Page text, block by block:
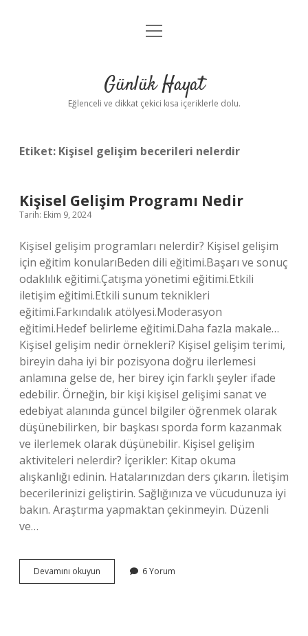
Anasayfa
Yasal Uyarı
menüyü
Günlük Hayat
Eğlenceli ve dikkat çekici kısa içeriklerle dolu.
Etiket: Kişisel gelişim becerileri nelerdir
Kişisel Gelişim Programı Nedir
Tarih: Ekim 9, 2024
Kişisel gelişim programları nelerdir? Kişisel gelişim
için eğitim konularıBeden dili eğitimi.Başarı ve sonuç
odaklılık eğitimi.Çatışma yönetimi eğitimi.Etkili
iletişim eğitimi.Etkili sunum teknikleri
eğitimi.Farkındalık atölyesi.Moderasyon
eğitimi.Hedef belirleme eğitimi.Daha fazla makale…
Kişisel gelişim nedir örnekleri? Kişisel gelişim terimi,
bireyin daha iyi bir pozisyona doğru ilerlemesi
anlamına gelse de, her birey için farklı şeyler ifade
edebilir. Örneğin, bir kişi kişisel gelişimi sanat ve
edebiyat alanında güncel bilgiler öğrenmek olarak
düşünebilirken, bir başkası sporda form kazanmak
ve ilerlemek olarak düşünebilir. Kişisel gelişim
aktiviteleri nelerdir? İçerikler: Kitap okuma
alışkanlığı edinin. Hatalarınızdan ders çıkarın. İletişim
becerilerinizi geliştirin. Sağlığınıza ve vücudunuza iyi
bakın. Araştırma yapmaktan çekinmeyin. Düzenli
ve…
Devamını okuyun
Gelişim
6 Yorum